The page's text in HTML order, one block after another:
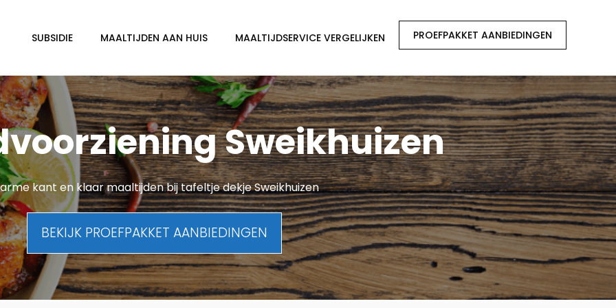
SUBSIDIE MAALTIJDEN AAN HUIS MAALTIJDSERVICE VERGELIJKEN PROEFPAKKET AANBIEDINGEN
Sweikhuizen
kant en klaar maaltijden bij tafeltje dekje Sweikhuizen
BEKIJK PROEFPAKKET AANBIEDINGEN